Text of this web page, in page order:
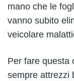
mano che le
vanno subito
veicolare
Per fare questa
sempre attrezzi